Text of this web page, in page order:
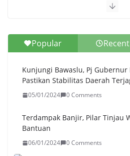
Popular Recent
Kunjungi Bawaslu, Pj
Pastikan Stabilitas Daerah
05/01/2024 0 Comments
Terdampak Banjir, Pilar Tinjau
Bantuan
06/01/2024 0 Comments